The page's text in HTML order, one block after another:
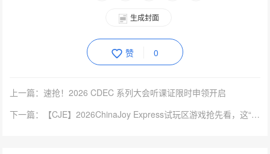
生成封面
赞 0
上一篇：速抢！2026 CDEC 系列大会听课证限时申领开启
下一篇：【CJE】2026ChinaJoy Express试玩区游戏抢先看，这“7”款游戏，建议你先加入心愿单！